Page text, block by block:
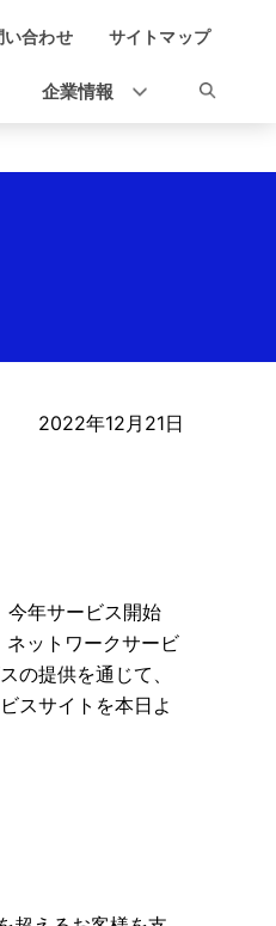
い合わせ サイトマップ
企業情報
2022年12月21日
今年サービス開始
ットワークサービ
の提供を通じて、
スサイトを本日よ